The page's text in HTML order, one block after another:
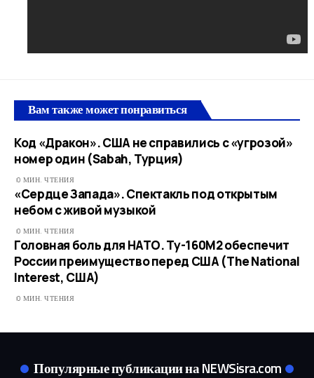
Вам также может понравиться
Код «Дракон». США не справились с «угрозой»
номер один (Sabah, Турция)
0 МИН. ЧТЕНИЯ
«Сердце Запада». Спектакль под открытым
небом с живой музыкой
0 МИН. ЧТЕНИЯ
Головная боль для НАТО. Ту-160М2 обеспечит
России преимущество перед США (The National
Interest, США)
0 МИН. ЧТЕНИЯ
Популярные публикации на NEWSisra.com